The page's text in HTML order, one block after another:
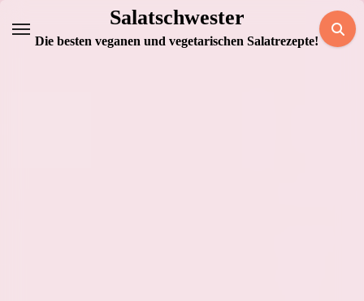
Inhalt
Salatschwester
Die besten veganen und vegetarischen Salatrezepte!